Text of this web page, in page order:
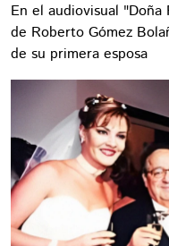
En el audiovisual
de Roberto Gómez
de su primera esposa